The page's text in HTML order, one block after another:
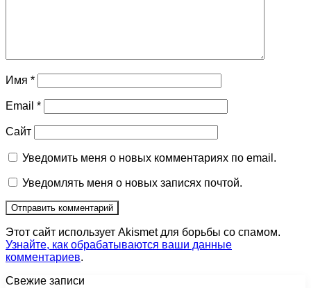
Имя *
Email *
Сайт
Уведомить меня о новых комментариях по email.
Уведомлять меня о новых записях почтой.
Этот сайт использует Akismet для борьбы со спамом.
Узнайте, как обрабатываются ваши данные
комментариев.
Свежие записи